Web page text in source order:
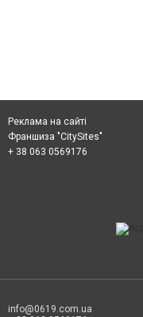
Реклама на сайті
Франшиза "CitySites"
+ 38 063 0569176
info@0619.com.ua